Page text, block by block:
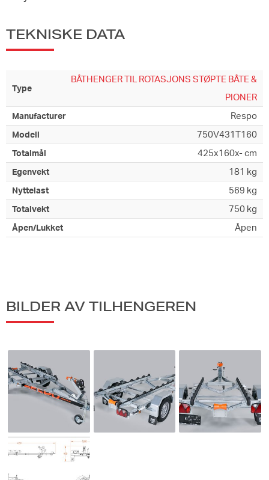
TEKNISKE DATA
Type
BÅTHENGER TIL ROTASJONS STØPTE BÅTE &
PIONER
Manufacturer Respo
Modell 750V431T160
Totalmål 425x160x- cm
Egenvekt 181 kg
Nyttelast 569 kg
Totalvekt 750 kg
Åpen/Lukket Åpen
BILDER AV TILHENGEREN